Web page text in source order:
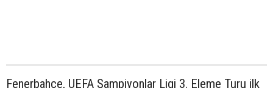
Fenerbahçe, UEFA Şampiyonlar Ligi 3. Eleme Turu ilk